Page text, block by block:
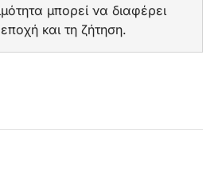
μπορεί να διαφέρει
και τη ζήτηση.